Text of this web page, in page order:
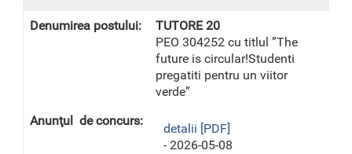
TUTORE 20
PEO 304252 cu titlul ”The
future is circular!Studenti
pregatiti pentru un viitor
verde”
detalii [PDF]
- 2026-05-08